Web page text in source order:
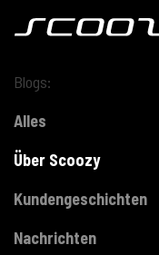
Blogs:
Alles
Über Scoozy
Kundengeschichten
Nachrichten